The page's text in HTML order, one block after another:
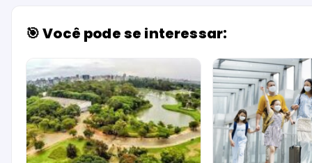
🎯 Você pode se interessar: